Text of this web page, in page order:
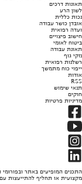
תאונות דרכים
לשון הרע
נכות כללית
אובדן כושר עבודה
ועדה רפואית
חישוב פיצויים
ביטוח לאומי
תאונת עבודה
נזקי גוף
רשלנות רפואית
ייפוי כוח מתמשך
אודות
RSS
תנאי שימוש
חוקים
מדיניות פרטיות
התכנים המופיעים באתר ובפורומי
מקצועית או תחליף להתייעצות עם